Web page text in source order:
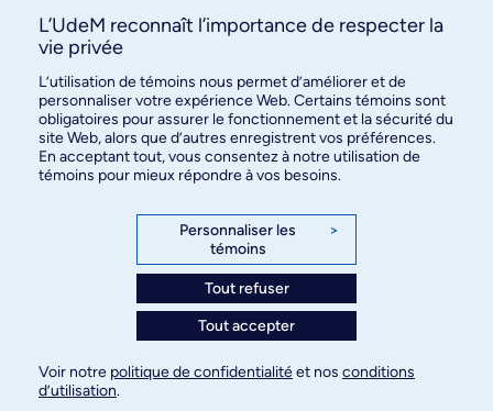
S’abonner
des relations publiques
3744, rue Jean-Brillant, bureau 490
Montréal (Québec) H3T 1P1
Paramètres des témoins
© Université de Montréal, 2026. Tous droits
L’UdeM reconnaît l’importance de respecter la
vie privée
L’utilisation de témoins nous permet d’améliorer et de
personnaliser votre expérience Web. Certains témoins sont
obligatoires pour assurer le fonctionnement et la sécurité du
site Web, alors que d’autres enregistrent vos préférences.
En acceptant tout, vous consentez à notre utilisation de
témoins pour mieux répondre à vos besoins.
Personnaliser les
témoins
>
Tout refuser
Tout accepter
Voir notre politique de confidentialitéet nos conditions
d’utilisation.